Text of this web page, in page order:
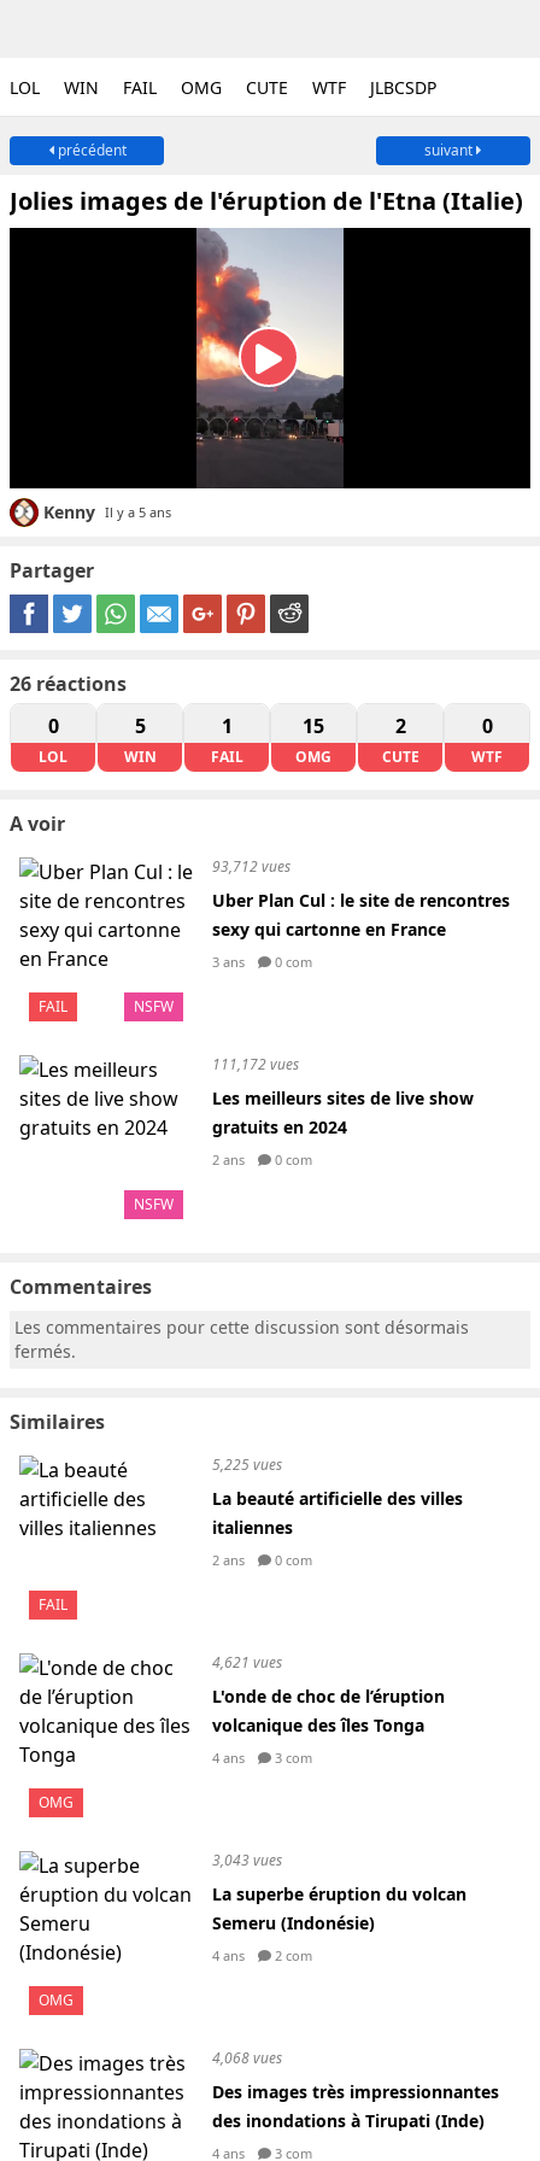
LOL WIN FAIL OMG CUTE WTF JLBCSDP
précédent suivant
Jolies images de l'éruption de l'Etna (Italie)
Kenny Il y a 5 ans
Partager
26 réactions
0
LOL
5
WIN
1
FAIL
15
OMG
2
CUTE
0
WTF
A voir
FAIL NSFW
93,712 vues
Uber Plan Cul : le site de rencontres
sexy qui cartonne en France
3 ans 0 com
NSFW
111,172 vues
Les meilleurs sites de live show
gratuits en 2024
2 ans 0 com
Commentaires
Les commentaires pour cette discussion sont désormais
fermés.
Similaires
FAIL
5,225 vues
La beauté artificielle des villes
italiennes
2 ans 0 com
OMG
4,621 vues
L'onde de choc de l’éruption
volcanique des îles Tonga
4 ans 3 com
OMG
3,043 vues
La superbe éruption du volcan
Semeru (Indonésie)
4 ans 2 com
4,068 vues
Des images très impressionnantes
des inondations à Tirupati (Inde)
4 ans 3 com